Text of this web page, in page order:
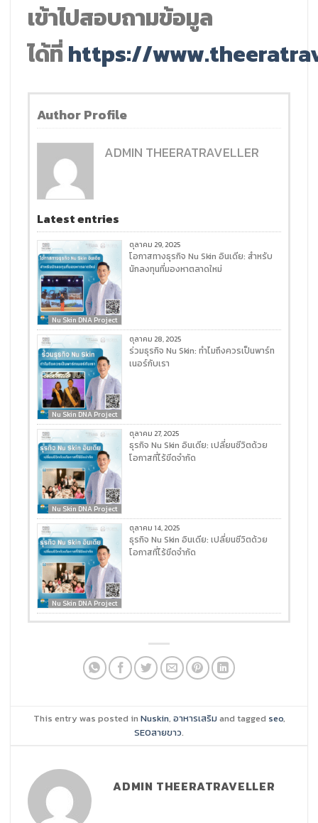
เข้าไปสอบถามข้อมูล
ได้ที่https://
Author Profile
ADMIN THEERATRAVELLER
Latest entries
Nu Skin DNA Project
ตุลาคม 29, 2025
โอกาสทางธุรกิจ Nu Skin อินเดีย: สำหรับ
นักลงทุนที่มองหาตลาดใหม่
Nu Skin DNA Project
ตุลาคม 28, 2025
ร่วมธุรกิจ Nu Skin: ทำไมถึงควรเป็นพาร์ท
เนอร์กับเรา
Nu Skin DNA Project
ตุลาคม 27, 2025
ธุรกิจ Nu Skin อินเดีย: เปลี่ยนชีวิตด้วย
โอกาสที่ไร้ขีดจำกัด
Nu Skin DNA Project
ตุลาคม 14, 2025
ธุรกิจ Nu Skin อินเดีย: เปลี่ยนชีวิตด้วย
โอกาสที่ไร้ขีดจำกัด
This entry was posted in Nuskin, อาหารเสริม and tagged seo,
SEOสายขาว.
ADMIN THEERATRAVELLER